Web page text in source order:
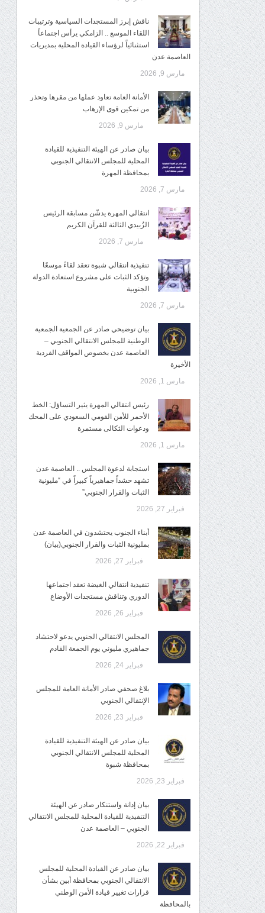
ناقش إبرز المستجدات السياسية وترتيبات
اللقاء الموسع .. الزامكي يرأس اجتماعاً
استثنائياً لرؤساء القيادة المحلية بمديريات
العاصمة عدن
مارس 9, 2026
الأمانة العامة تعاود عملها من مقرها وتحذر
من تمكين قوى الإرهاب
مارس 9, 2026
بيان صادر عن الهيئة التنفيذية للقيادة
المحلية للمجلس الانتقالي الجنوبي
بمحافظة المهرة
مارس 7, 2026
انتقالي المهرة يدشّن مسابقة الرئيس
الزُبيدي الثالثة للقرآن الكريم
مارس 7, 2026
تنفيذية انتقالي شبوة تعقد لقاءً موسعًا
وتؤكد الثبات على مشروع استعادة الدولة
الجنوبية
مارس 7, 2026
بيان توضيحي صادر عن الجمعية الجمعية
الوطنية للمجلس الانتقالي الجنوبي –
العاصمة عدن بخصوص المواقف الفردية
الأخيرة
مارس 1, 2026
رئيس انتقالي المهرة يثير التساؤل: الخط
الأحمر للأمن القومي السعودي على المحك
ودعوات الثكالى مستمرة
مارس 1, 2026
استجابة لدعوة المجلس .. العاصمة عدن
تشهد حشداً جماهيرياً كبيراً في “مليونية
الثبات والقرار الجنوبي”
فبراير 27, 2026
أبناء الجنوب يحتشدون في العاصمة عدن
بمليونية الثبات والقرار الجنوبي(بيان)
فبراير 27, 2026
تنفيذية انتقالي الغيضة تعقد اجتماعها
الدوري وتناقش مستجدات الأوضاع
فبراير 26, 2026
المجلس الانتقالي الجنوبي يدعو لاحتشاد
جماهيري مليوني يوم الجمعة القادم
فبراير 24, 2026
بلاغ صحفي صادر الأمانة العامة للمجلس
الإنتقالي الجنوبي
فبراير 23, 2026
بيان صادر عن الهيئة التنفيذية للقيادة
المحلية للمجلس الانتقالي الجنوبي
بمحافظة شبوة
فبراير 23, 2026
بيان إدانة واستنكار صادر عن الهيئة
التنفيذية للقيادة المحلية للمجلس الانتقالي
الجنوبي – العاصمة عدن
فبراير 22, 2026
بيان صادر عن القيادة المحلية للمجلس
الانتقالي الجنوبي بمحافظة أبين بشأن
قرارات تغيير قيادة الأمن الوطني
بالمحافظة